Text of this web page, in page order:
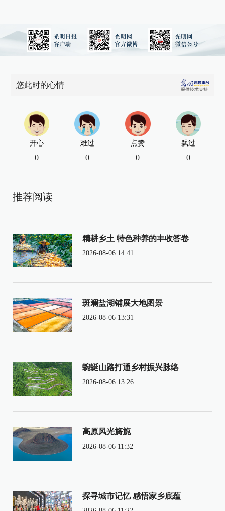
您此时的心情
开心
0
难过
0
点赞
0
飘过
0
推荐阅读
精耕乡土 特色种养的丰收答卷
2026-08-06 14:41
斑斓盐湖铺展大地图景
2026-08-06 13:31
蜿蜒山路打通乡村振兴脉络
2026-08-06 13:26
高原风光旖旎
2026-08-06 11:32
探寻城市记忆 感悟家乡底蕴